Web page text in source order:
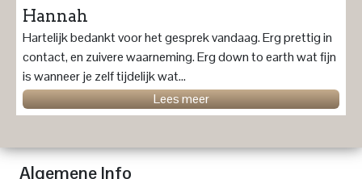
Hannah
Hartelijk bedankt voor het gesprek vandaag. Erg prettig in
contact, en zuivere waarneming. Erg down to earth wat fijn
is wanneer je zelf tijdelijk wat...
Lees meer
Algemene Info